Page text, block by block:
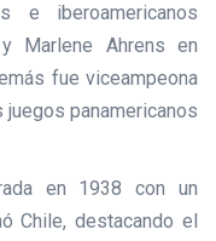
e iberoamericanos
Marlene Ahrens en
fue viceampeona
panamericanos
en 1938 con un
Chile, destacando el